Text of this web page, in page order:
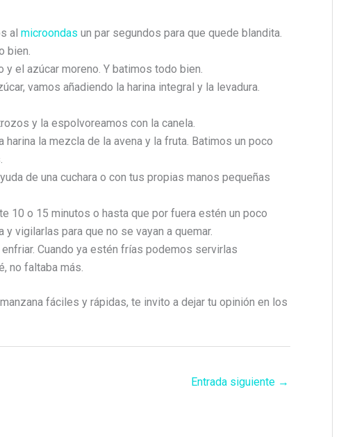
al microondas un par segundos para que quede blandita.
bien.
el azúcar moreno. Y batimos todo bien.
vamos añadiendo la harina integral y la levadura.
y la espolvoreamos con la canela.
la mezcla de la avena y la fruta. Batimos un poco
de una cuchara o con tus propias manos pequeñas
10 o 15 minutos o hasta que por fuera estén un poco
vigilarlas para que no se vayan a quemar.
Cuando ya estén frías podemos servirlas
no faltaba más.
fáciles y rápidas, te invito a dejar tu opinión en los
Entrada siguiente →